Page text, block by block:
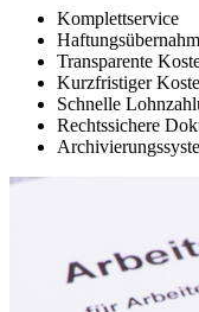
Komplettservice
Transparente
Kurzfristiger
Schnelle
Rechtssichere